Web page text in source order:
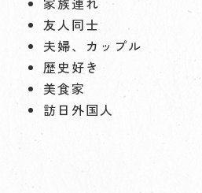
友人同士
夫婦、カップル
歴史好き
美食家
訪日外国人